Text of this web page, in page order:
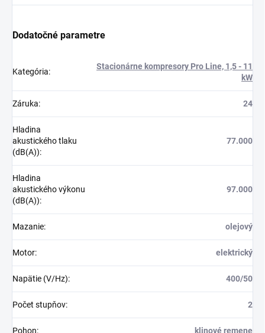
Dodatočné parametre
Kategória:
Stacionárne kompresory Pro Line, 1,5 - 11
kW
Záruka: 24
Hladina
akustického tlaku
(dB(A)):
77.000
Hladina
akustického výkonu
(dB(A)):
97.000
Mazanie: olejový
Motor: elektrický
Napätie (V/Hz): 400/50
Počet stupňov: 2
Pohon: klinové remene